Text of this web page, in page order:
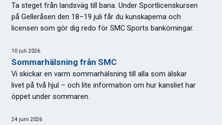
Ta steget från landsväg till bana. Under Sportlicenskursen
på Gelleråsen den 18–19 juli får du kunskaperna och
licensen som gör dig redo för SMC Sports bankörningar.
10 juli 2026
Sommarhälsning från SMC
Vi skickar en varm sommarhälsning till alla som älskar
livet på två hjul – och lite information om hur kansliet har
öppet under sommaren.
24 juni 2026